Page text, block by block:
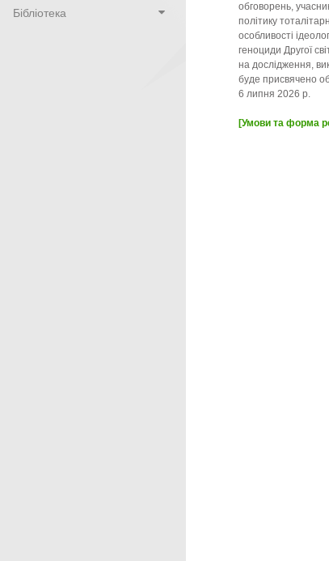
Бібліотека
обговорень,
політику
особливості
геноциди Другої
на дослідження,
буде присвячено
6 липня 2026 р.
[Умови та форма